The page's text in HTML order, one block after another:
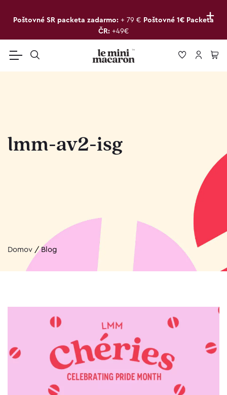
+
Poštovné SR packeta zadarmo: + 79 € Poštovné 1€ Packeta
ČR: +49€
lmm-av2-isg
Domov /Blog